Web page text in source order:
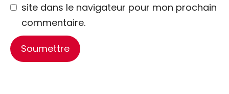
site dans le navigateur pour mon prochain
commentaire.